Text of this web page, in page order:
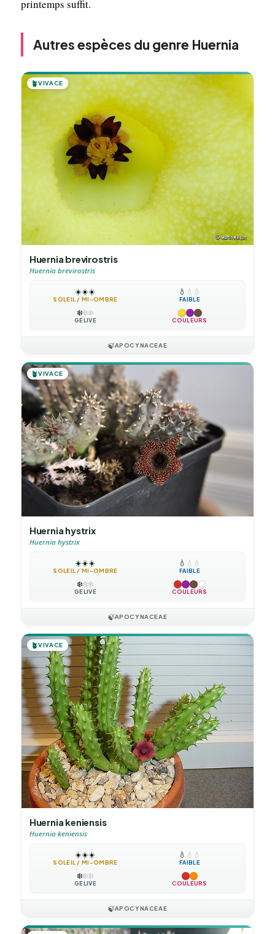
printemps suffit.
Autres espèces du genre Huernia
🪴VIVACE
Huernia brevirostris
Huernia brevirostris
☀️☀️☀️
SOLEIL / MI-OMBRE
💧 💧 💧
FAIBLE
❄️❄️❄️
GÉLIVE COULEURS
🍃APOCYNACEAE
🪴VIVACE
Huernia hystrix
Huernia hystrix
☀️☀️☀️
SOLEIL / MI-OMBRE
💧 💧 💧
FAIBLE
❄️❄️❄️
GÉLIVE COULEURS
🍃APOCYNACEAE
🪴VIVACE
Huernia keniensis
Huernia keniensis
☀️☀️☀️
SOLEIL / MI-OMBRE
💧 💧 💧
FAIBLE
❄️❄️❄️
GÉLIVE COULEURS
🍃APOCYNACEAE